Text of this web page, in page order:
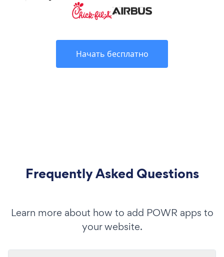
Начать бесплатно
Frequently Asked Questions
Learn more about how to add POWR apps to
your website.